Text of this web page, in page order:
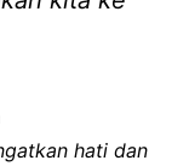
hati dan